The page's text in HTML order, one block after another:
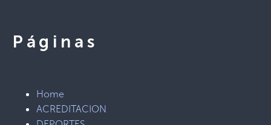
Páginas
Home
ACREDITACION